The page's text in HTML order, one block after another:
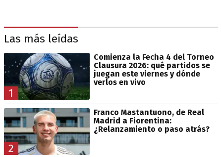
Las más leídas
1
Comienza la Fecha 4 del Torneo
Clausura 2026: qué partidos se
juegan este viernes y dónde
verlos en vivo
2
Franco Mastantuono, de Real
Madrid a Fiorentina:
¿Relanzamiento o paso atrás?